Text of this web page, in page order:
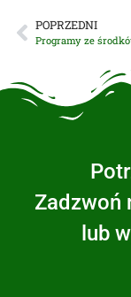
POPRZEDNI
Zadzwoń
lub